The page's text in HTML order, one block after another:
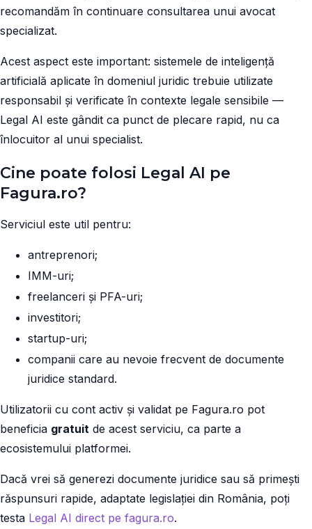
recomandăm în continuare consultarea unui avocat
specializat.
Acest aspect este important: sistemele de inteligență
artificială aplicate în domeniul juridic trebuie utilizate
responsabil și verificate în contexte legale sensibile —
Legal AI este gândit ca punct de plecare rapid, nu ca
înlocuitor al unui specialist.
Cine poate folosi Legal AI pe
Fagura.ro?
Serviciul este util pentru:
antreprenori;
IMM-uri;
freelanceri și PFA-uri;
investitori;
startup-uri;
companii care au nevoie frecvent de documente
juridice standard.
Utilizatorii cu cont activ și validat pe Fagura.ro pot
beneficia gratuit de acest serviciu, ca parte a
ecosistemului platformei.
Dacă vrei să generezi documente juridice sau să primești
răspunsuri rapide, adaptate legislației din România, poți
testa Legal AI direct pe fagura.ro.